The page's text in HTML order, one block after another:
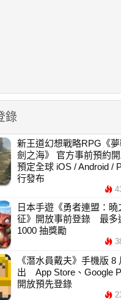
錄
新王道幻想戰略RPG《夢
劍之海》 官方事前預約
預定全球 iOS / Android /
行發布
日本手遊《勇者連盟：曉
征》開放事前登錄 最多
1000 抽獎勵
《潛水員戴夫》手機版 8
出 App Store、Google
開放預先登錄